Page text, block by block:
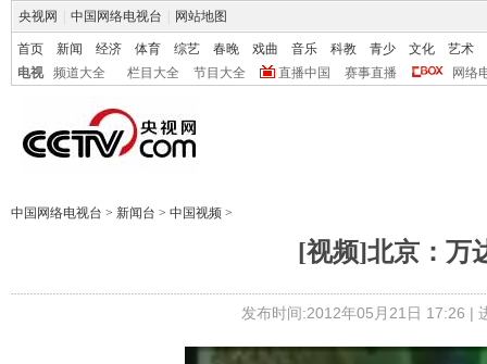
央视网 中国网络电视台 网站地图
首页 新闻 经济 体育 综艺 春晚 戏曲 音乐 科教 青少 文化
艺术
电视
频道大全 栏目大全 节目大全 直播中国 赛事直播 网络
中国网络电视台 > 新闻台 > 中国视频 >
[视频]北京：万
发布时间:2012年05月21日 17:26 |